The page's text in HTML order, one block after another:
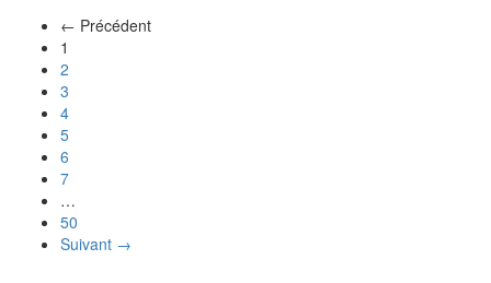
← Précédent
1
2
3
4
5
6
7
…
50
Suivant →